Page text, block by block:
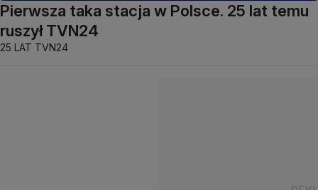
Pierwsza taka stacja w Polsce. 25 lat temu
ruszył TVN24
25 LAT TVN24